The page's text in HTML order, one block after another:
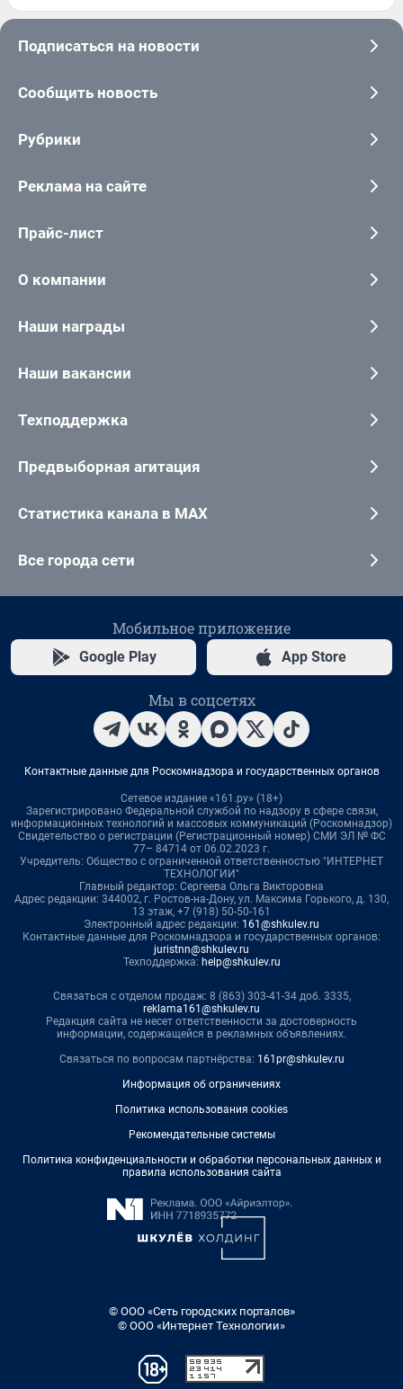
Подписаться на новости
Сообщить новость
Рубрики
Реклама на сайте
Прайс-лист
О компании
Наши награды
Наши вакансии
Техподдержка
Предвыборная агитация
Статистика канала в MAX
Все города сети
Мобильное приложение
Google Play App Store
Мы в соцсетях
Контактные данные для Роскомнадзора и государственных органов
Сетевое издание «161.ру» (18+)
Зарегистрировано Федеральной службой по надзору в сфере связи,
информационных технологий и массовых коммуникаций (Роскомнадзор)
Свидетельство о регистрации (Регистрационный номер) СМИ ЭЛ № ФС
77– 84714 от 06.02.2023 г.
Учредитель: Общество с ограниченной ответственностью "ИНТЕРНЕТ
ТЕХНОЛОГИИ"
Главный редактор: Сергеева Ольга Викторовна
Адрес редакции: 344002, г. Ростов-на-Дону, ул. Максима Горького, д. 130,
13 этаж, +7 (918) 50-50-161
Электронный адрес редакции: 161@shkulev.ru
Контактные данные для Роскомнадзора и государственных органов:
juristnn@shkulev.ru
Техподдержка: help@shkulev.ru
Связаться с отделом продаж: 8 (863) 303-41-34 доб. 3335,
reklama161@shkulev.ru
Редакция сайта не несет ответственности за достоверность
информации, содержащейся в рекламных объявлениях.
Связаться по вопросам партнёрства: 161pr@shkulev.ru
Информация об ограничениях
Политика использования cookies
Рекомендательные системы
Политика конфиденциальности и обработки персональных данных и
правила использования сайта
© ООО «Сеть городских порталов»
© ООО «Интернет Технологии»